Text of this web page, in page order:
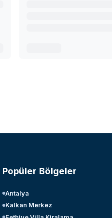
Popüler Bölgeler
Antalya
Kalkan Merkez